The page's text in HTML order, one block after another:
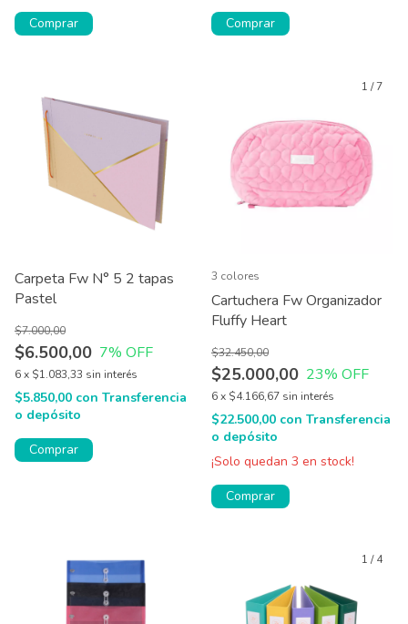
Comprar
Comprar
Carpeta Fw N° 5 2 tapas
Pastel
$6.500,00
$7.000,00
7% OFF
6x $1.083,33 sin interés
$5.850,00 con Transferencia
o depósito
1 /7
Cartuchera Fw Organizador
Fluffy Heart
$25.000,00
$32.450,00
23% OFF
6x $4.166,67 sin interés
$22.500,00 con Transferencia
o depósito
¡Solo quedan 3 en stock!
3 colores
Comprar
1 /4